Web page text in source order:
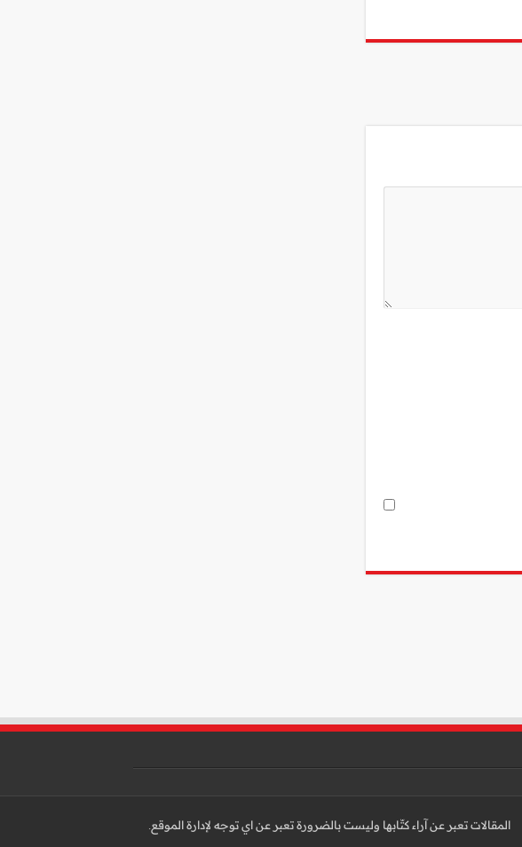
المقالات تعبر عن آراء كتّابها وليست بالضرورة تعبر عن اي توجه لإدارة الموقع.